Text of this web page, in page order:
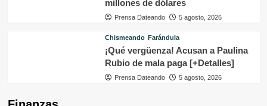
millones de dólares
Prensa Dateando 5 agosto, 2026
Chismeando Farándula
¡Qué vergüenza! Acusan a Paulina
Rubio de mala paga [+Detalles]
Prensa Dateando 5 agosto, 2026